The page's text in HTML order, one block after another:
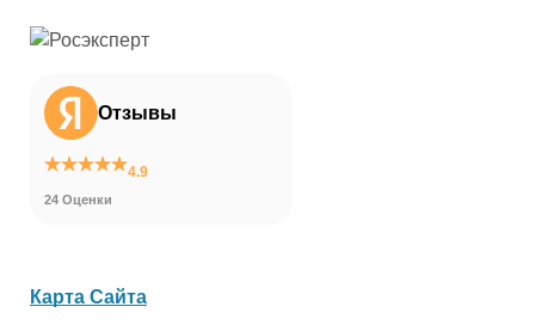
Отзывы
4.9
24 Оценки
Карта Сайта